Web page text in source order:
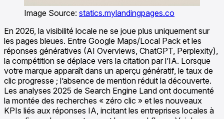
Image Source: statics.mylandingpages.co
En 2026, la visibilité locale ne se joue plus uniquement sur
les pages bleues. Entre Google Maps/Local Pack et les
réponses génératives (AI Overviews, ChatGPT, Perplexity),
la compétition se déplace vers la citation par l’IA. Lorsque
votre marque apparaît dans un aperçu génératif, le taux de
clic progresse ; l’absence de mention réduit la découverte.
Les analyses 2025 de Search Engine Land ont documenté
la montée des recherches « zéro clic » et les nouveaux
KPIs liés aux réponses IA, incitant les entreprises locales à